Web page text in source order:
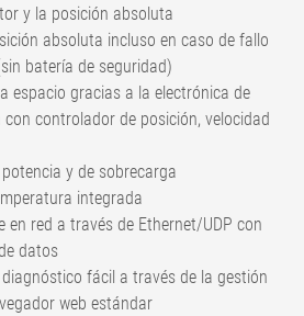
y la posición absoluta
absoluta incluso en caso de fallo
batería de seguridad)
espacio gracias a la electrónica de
controlador de posición, velocidad
y de sobrecarga
integrada
en red a través de Ethernet/UDP con
datos
fácil a través de la gestión
web estándar